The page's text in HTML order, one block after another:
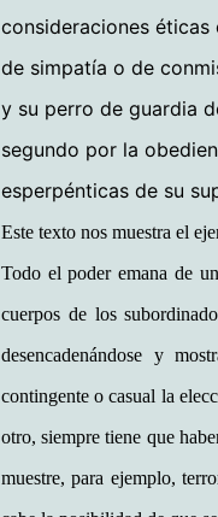
consideraciones éticas
de simpatía o de
y su perro de guardia
segundo por la
esperpénticas de su
Este texto nos muestra el
Todo el poder emana de
cuerpos de los
desencadenándose y
contingente o casual la
otro, siempre tiene que
muestre, para ejemplo,